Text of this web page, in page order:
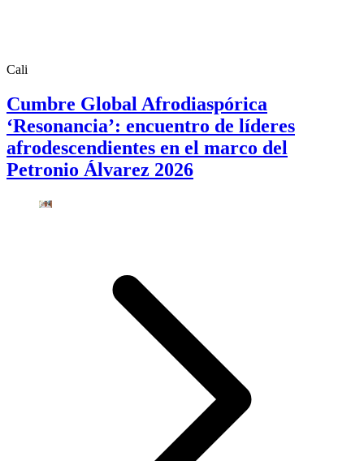
Cali
Cumbre Global Afrodiaspórica
‘Resonancia’: encuentro de líderes
afrodescendientes en el marco del
Petronio Álvarez 2026